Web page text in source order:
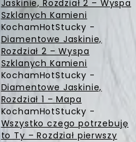
Jaskinie, Rozdział 2 – Wyspa
Szklanych Kamieni
KochamHotStucky -
Diamentowe Jaskinie,
Rozdział 2 – Wyspa
Szklanych Kamieni
KochamHotStucky -
Diamentowe Jaskinie,
Rozdział 1 – Mapa
KochamHotStucky -
Wszystko czego potrzebuję
to Ty – Rozdział pierwszy